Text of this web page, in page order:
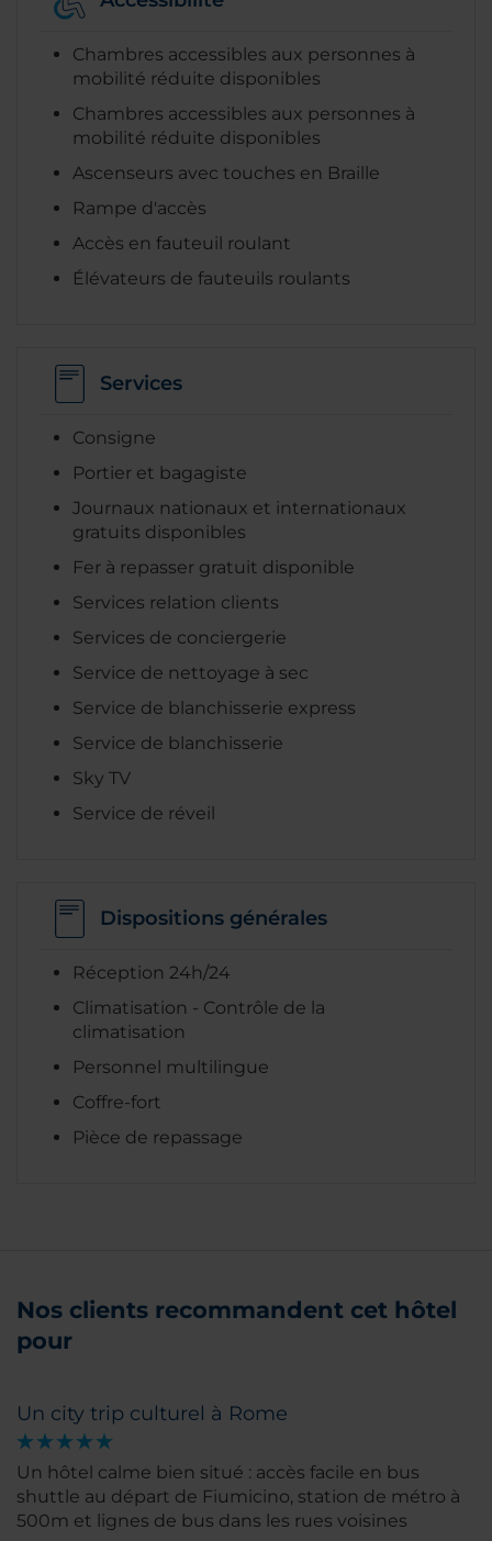
Chambres accessibles aux personnes à
mobilité réduite disponibles
Chambres accessibles aux personnes à
mobilité réduite disponibles
Ascenseurs avec touches en Braille
Rampe d'accès
Accès en fauteuil roulant
Élévateurs de fauteuils roulants
Services
Consigne
Portier et bagagiste
Journaux nationaux et internationaux
gratuits disponibles
Fer à repasser gratuit disponible
Services relation clients
Services de conciergerie
Service de nettoyage à sec
Service de blanchisserie express
Service de blanchisserie
Sky TV
Service de réveil
Dispositions générales
Réception 24h/24
Climatisation - Contrôle de la
climatisation
Personnel multilingue
Coffre-fort
Pièce de repassage
Nos clients recommandent cet hôtel
pour
Un city trip culturel à Rome
Un hôtel calme bien situé : accès facile en bus
shuttle au départ de Fiumicino, station de métro à
500m et lignes de bus dans les rues voisines